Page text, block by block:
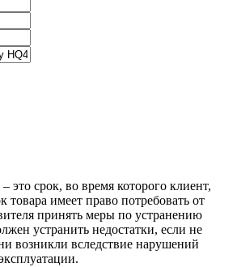
это срок, во время которого клиент,
товара имеет право потребовать от
принять меры по устранению
устранить недостатки, если не
возникли вследствие нарушений